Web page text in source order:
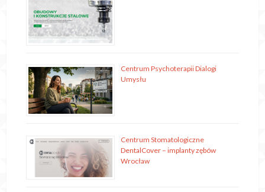
Centrum Psychoterapii Dialogi
Umysłu
Centrum Stomatologiczne
DentalCover – implanty zębów
Wrocław